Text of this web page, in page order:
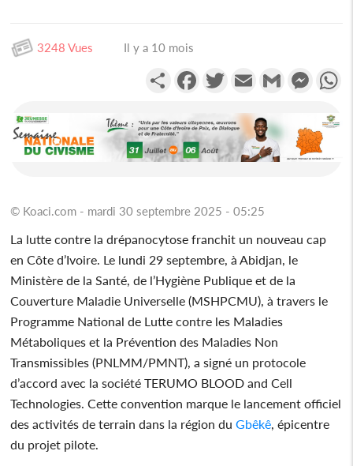
3248 Vues Il y a 10 mois
PartagerFacebookTwitterEmail Gmail
© Koaci.com - mardi 30 septembre 2025 - 05:25
La lutte contre la drépanocytose franchit un nouveau cap
en Côte d’Ivoire. Le lundi 29 septembre, à Abidjan, le
Ministère de la Santé, de l’Hygiène Publique et de la
Couverture Maladie Universelle (MSHPCMU), à travers le
Programme National de Lutte contre les Maladies
Métaboliques et la Prévention des Maladies Non
Transmissibles (PNLMM/PMNT), a signé un protocole
d’accord avec la société TERUMO BLOOD and Cell
Technologies. Cette convention marque le lancement officiel
des activités de terrain dans la région du Gbêkê, épicentre
du projet pilote.